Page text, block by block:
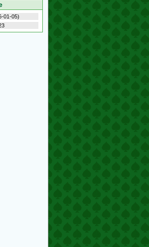
01-05)